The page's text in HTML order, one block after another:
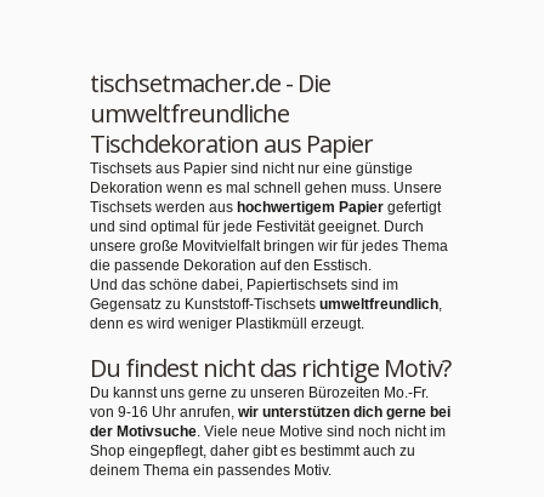
tischsetmacher.de - Die
umweltfreundliche
Tischdekoration aus Papier
Tischsets aus Papier sind nicht nur eine günstige
Dekoration wenn es mal schnell gehen muss. Unsere
Tischsets werden aus hochwertigem Papier gefertigt
und sind optimal für jede Festivität geeignet. Durch
unsere große Movitvielfalt bringen wir für jedes Thema
die passende Dekoration auf den Esstisch.
Und das schöne dabei, Papiertischsets sind im
Gegensatz zu Kunststoff-Tischsets umweltfreundlich,
denn es wird weniger Plastikmüll erzeugt.
Du findest nicht das richtige Motiv?
Du kannst uns gerne zu unseren Bürozeiten Mo.-Fr.
von 9-16 Uhr anrufen, wir unterstützen dich gerne bei
der Motivsuche. Viele neue Motive sind noch nicht im
Shop eingepflegt, daher gibt es bestimmt auch zu
deinem Thema ein passendes Motiv.